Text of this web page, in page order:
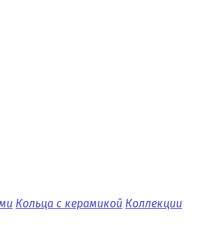
Кольца с керамикой Коллекции